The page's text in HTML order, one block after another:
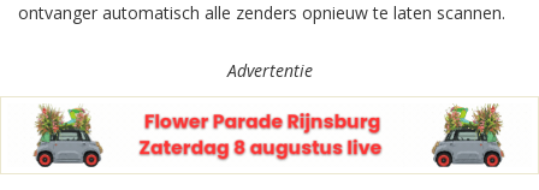
ontvanger automatisch alle zenders opnieuw te laten scannen.
Advertentie